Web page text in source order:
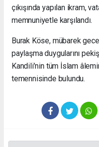
çıkışında yapılan ikram,
memnuniyetle karşılandı.
Burak Köse, mübarek
paylaşma duygularını
Kandili’nin tüm İslam
temennisinde bulundu.